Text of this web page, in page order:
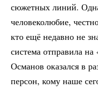
сюжетных линий.
человеколюбие,
кто ещё недавно не
система отправила
Османов оказался в
персон, кому наше